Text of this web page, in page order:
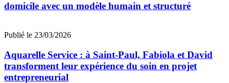
domicile avec un modèle humain et structuré
Publié le 23/03/2026
Aquarelle Service : à Saint-Paul, Fabiola et David
transforment leur expérience du soin en projet
entrepreneurial